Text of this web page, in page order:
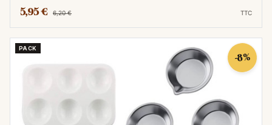
5,95 € 6,20 € TTC
PACK
-8%